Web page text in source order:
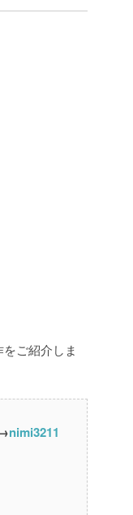
ご紹介しま
nimi3211